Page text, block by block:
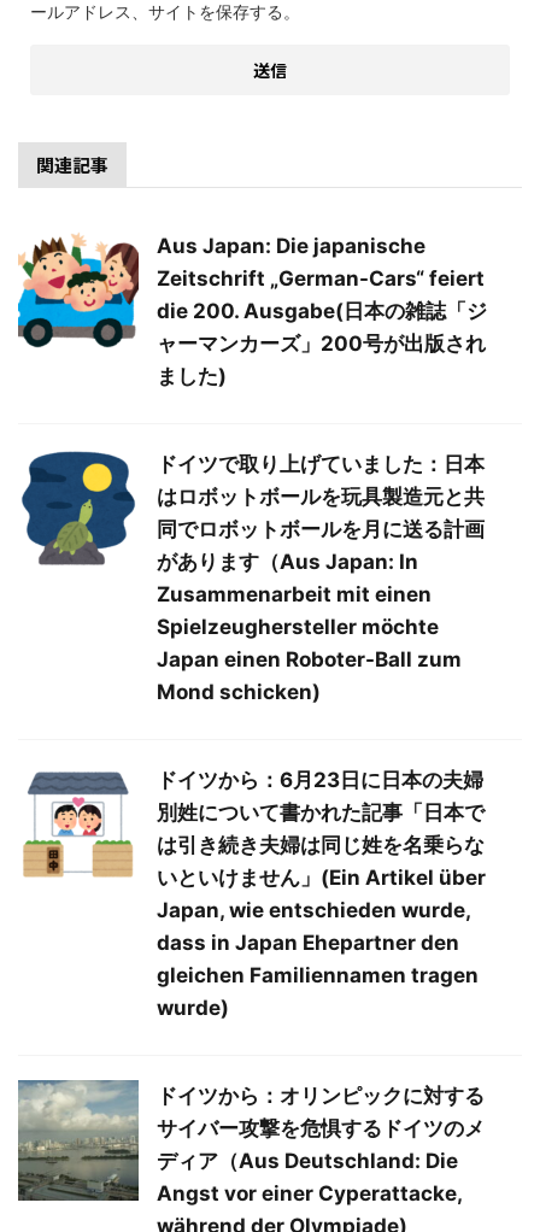
ールアドレス、サイトを保存する。
関連記事
Aus Japan: Die japanische
Zeitschrift „German-Cars“ feiert
die 200. Ausgabe(日本の雑誌「ジ
ャーマンカーズ」200号が出版され
ました)
ドイツで取り上げていました：日本
はロボットボールを玩具製造元と共
同でロボットボールを月に送る計画
があります（Aus Japan: In
Zusammenarbeit mit einen
Spielzeughersteller möchte
Japan einen Roboter-Ball zum
Mond schicken)
ドイツから：6月23日に日本の夫婦
別姓について書かれた記事「日本で
は引き続き夫婦は同じ姓を名乗らな
いといけません」(Ein Artikel über
Japan, wie entschieden wurde,
dass in Japan Ehepartner den
gleichen Familiennamen tragen
wurde)
ドイツから：オリンピックに対する
サイバー攻撃を危惧するドイツのメ
ディア（Aus Deutschland: Die
Angst vor einer Cyperattacke,
während der Olympiade)